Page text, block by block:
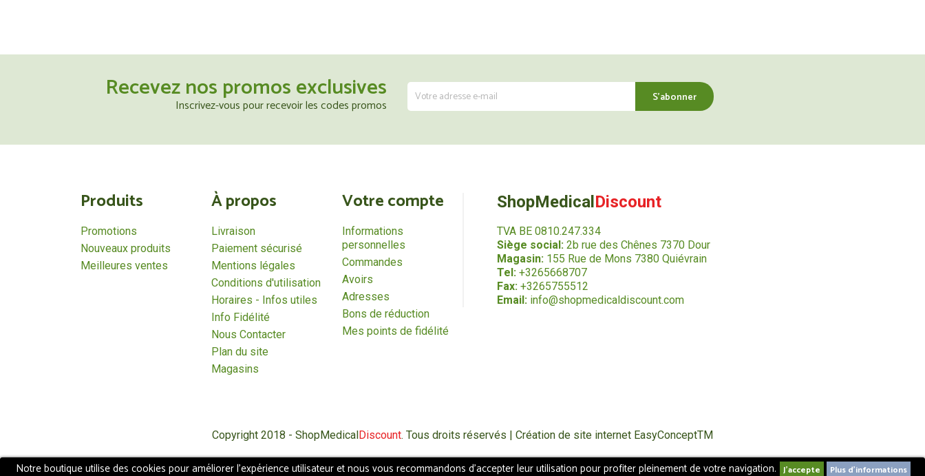
Notre boutique utilise des cookies pour améliorer l'expérience utilisateur et nous vous recommandons d'accepter leur utilisation pour profiter pleinement de votre navigation. Plus d'informations
Recevez nos promos exclusives
Inscrivez-vous pour recevoir les codes promos
Produits
Promotions
Nouveaux produits
Meilleures ventes
À propos
Livraison
Paiement sécurisé
Mentions légales
Conditions d'utilisation
Horaires - Infos utiles
Info Fidélité
Nous Contacter
Plan du site
Magasins
Votre compte
Informations
personnelles
Commandes
Avoirs
Adresses
Bons de réduction
Mes points de fidélité
ShopMedical Discount
TVA BE 0810.247.334
Siège social:2b rue des Chênes 7370 Dour
Magasin:155 Rue de Mons 7380 Quiévrain
Tel: +3265668707
Fax: +3265755512
Email: info@shopmedicaldiscount.com
Copyright 2018 - ShopMedicalDiscount. Tous droits réservés | Création de site internet EasyConceptTM